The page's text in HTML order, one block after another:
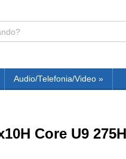
Audio/Telefonia/Video »
Core U9